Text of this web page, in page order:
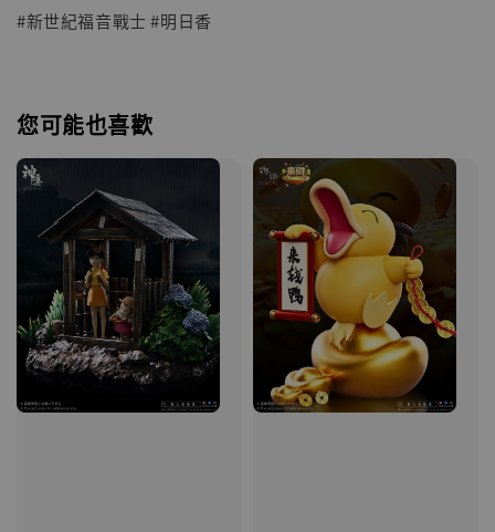
#新世紀福音戰士 #明日香
您可能也喜歡